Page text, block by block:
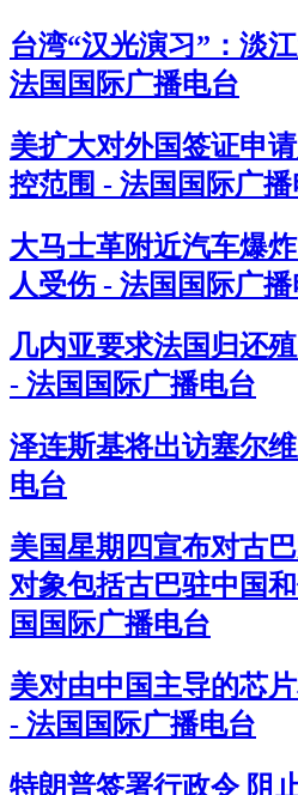
台湾“汉光演习”：淡
法国国际广播电台
美扩大对外国签证申
控范围 - 法国国际广播
大马士革附近汽车爆
人受伤 - 法国国际广
几内亚要求法国归还
- 法国国际广播电台
泽连斯基将出访塞尔
电台
美国星期四宣布对古
对象包括古巴驻中国
国国际广播电台
美对由中国主导的芯
- 法国国际广播电台
特朗普签署行政令 阻